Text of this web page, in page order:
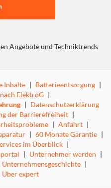
Angebote und Techniktrends
Inhalte | Batterieentsorgung |
ElektroG |
| Datenschutzerklärung
der Barrierefreiheit |
| Anfahrt |
| 60 Monate Garantie |
im Überblick |
| Unternehmer werden |
Unternehmensgeschichte |
Über expert